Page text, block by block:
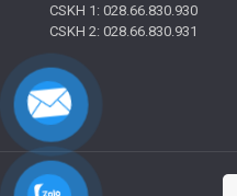
CSKH 1: 028.66.830.930
CSKH 2: 028.66.830.931